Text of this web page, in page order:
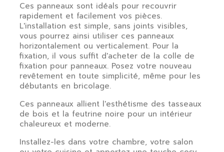
Ces panneaux sont idéals pour recouvrir
rapidement et facilement vos pièces.
L'installation est simple, sans joints visibles,
vous pourrez ainsi utiliser ces panneaux
horizontalement ou verticalement. Pour la
fixation, il vous suffit d'acheter de la colle de
fixation pour panneaux. Posez votre nouveau
revêtement en toute simplicité, même pour les
débutants en bricolage.
Ces panneaux allient l'esthétisme des tasseaux
de bois et la feutrine noire pour un intérieur
chaleureux et moderne.
Installez-les dans votre chambre, votre salon